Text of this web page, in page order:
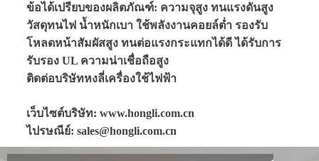
ข้อได้เปรียบของผลิตภัณฑ์: ความจุสูง ทนแรงดันสูง
วัสดุทนไฟ น้ำหนักเบา ใช้พลังงานคอยล์ต่ำ รองรับ
โหลดหน้าสัมผัสสูง ทนต่อแรงกระแทกได้ดี ได้รับการ
รับรอง UL ความน่าเชื่อถือสูง
ติดต่อบริษัทหงลี่เครื่องใช้ไฟฟ้า
เว็บไซต์บริษัท: www.hongli.com.cn
ไปรษณีย์: sales@hongli.com.cn